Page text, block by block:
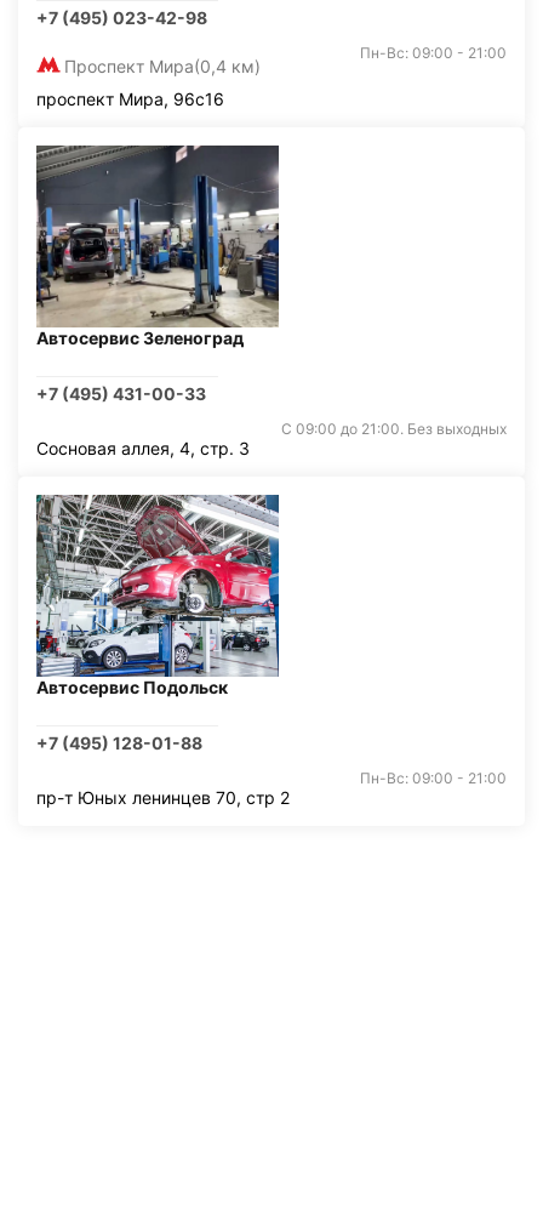
+7 (495) 023-42-98
Проспект Мира(0,4 км)
Пн-Вс: 09:00 - 21:00
проспект Мира, 96с16
Автосервис Зеленоград
+7 (495) 431-00-33
С 09:00 до 21:00. Без выходных
Сосновая аллея, 4, стр. 3
Автосервис Подольск
+7 (495) 128-01-88
Пн-Вс: 09:00 - 21:00
пр-т Юных ленинцев 70, стр 2